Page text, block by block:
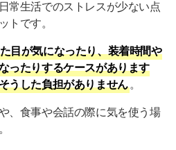
常生活でのストレスが少ない点
トです。
目が気になったり、装着時間や
ったりするケースがあります
うした負担がありません 。
、食事や会話の際に気を使う場